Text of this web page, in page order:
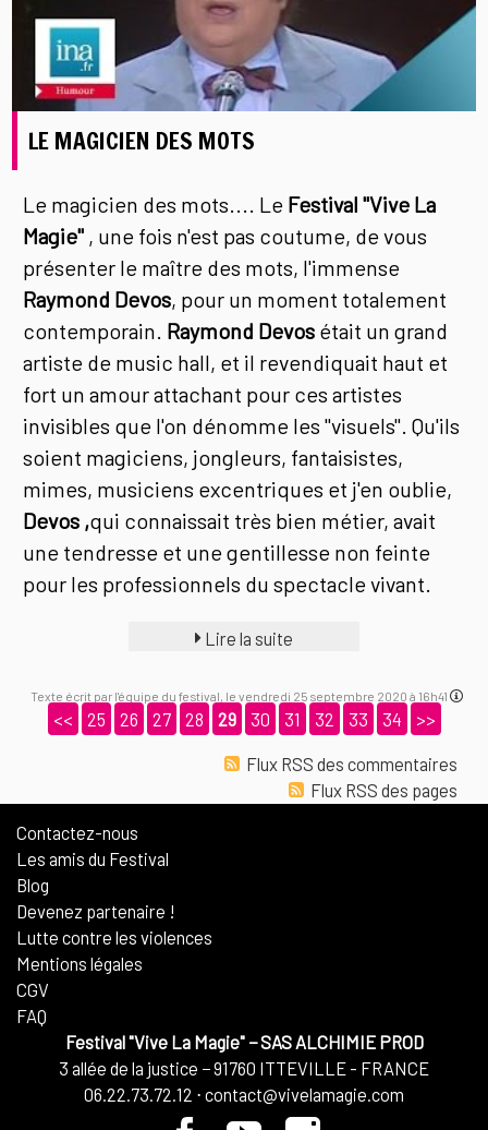
LE MAGICIEN DES MOTS
Le magicien des mots.... Le Festival "Vive La
Magie" , une fois n'est pas coutume, de vous
présenter le maître des mots, l'immense
Raymond Devos, pour un moment totalement
contemporain. Raymond Devos était un grand
artiste de music hall, et il revendiquait haut et
fort un amour attachant pour ces artistes
invisibles que l'on dénomme les "visuels". Qu'ils
soient magiciens, jongleurs, fantaisistes,
mimes, musiciens excentriques et j'en oublie,
Devos ,qui connaissait très bien métier, avait
une tendresse et une gentillesse non feinte
pour les professionnels du spectacle vivant.
Lire la suite
Texte écrit par l'équipe du festival, le vendredi 25 septembre 2020 à 16h41
<< 25 26 27 28 29 30 31 32 33 34 >>
Flux RSS des commentaires
Flux RSS des pages
Contactez-nous
Les amis du Festival
Blog
Devenez partenaire !
Lutte contre les violences
Mentions légales
CGV
FAQ
Festival "Vive La Magie"−SAS ALCHIMIE PROD
3 allée de la justice −91760 ITTEVILLE - FRANCE
06.22.73.72.12 ⋅ contact@vivelamagie.com